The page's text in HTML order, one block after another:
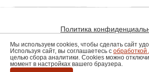
Политика
Политика использования
Мы используем cookies, чтобы сделать сайт
Используя сайт, вы соглашаетесь с
целью сбора аналитики. Cookies можно
момент в настройках вашего браузера.